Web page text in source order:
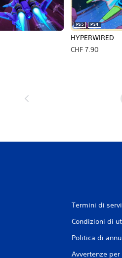
HYPERWIRED
PS5 PS4
CHF 7.90
Termini di
Condizioni di
Politica di
Avvertenze